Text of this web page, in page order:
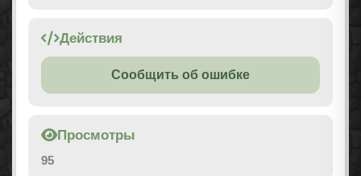
Действия
Сообщить об ошибке
Просмотры
95